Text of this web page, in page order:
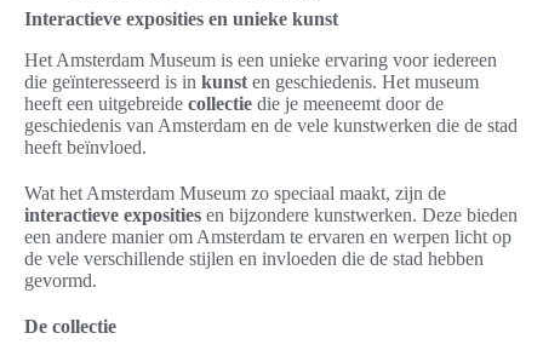
Interactieve exposities en unieke kunst
Het Amsterdam Museum is een unieke ervaring voor iedereen
die geïnteresseerd is in kunst en geschiedenis. Het museum
heeft een uitgebreide collectie die je meeneemt door de
geschiedenis van Amsterdam en de vele kunstwerken die de stad
heeft beïnvloed.
Wat het Amsterdam Museum zo speciaal maakt, zijn de
interactieve exposities en bijzondere kunstwerken. Deze bieden
een andere manier om Amsterdam te ervaren en werpen licht op
de vele verschillende stijlen en invloeden die de stad hebben
gevormd.
De collectie